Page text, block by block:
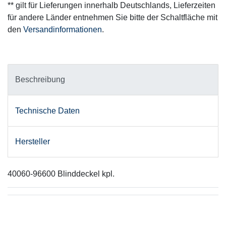
** gilt für Lieferungen innerhalb Deutschlands, Lieferzeiten
für andere Länder entnehmen Sie bitte der Schaltfläche mit
den Versandinformationen.
Beschreibung
Technische Daten
Hersteller
40060-96600 Blinddeckel kpl.